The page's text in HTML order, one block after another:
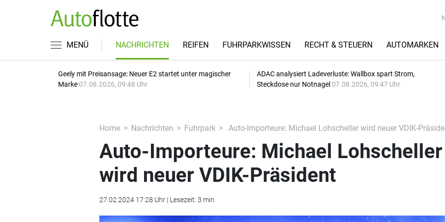
MENÜ NACHRICHTEN REIFEN FUHRPARKWISSEN RECHT & STEUERN AUTOMARKEN
Geely mit Preisansage: Neuer E2 startet unter magischer
Marke 07.08.2026, 09:48 Uhr
ADAC analysiert Ladeverluste: Wallbox spart Strom,
Steckdose nur Notnagel 07.08.2026, 09:47 Uhr
Home Nachrichten Fuhrpark Auto-Importeure: Michael Lohscheller wird neuer VDIK-
Auto-Importeure: Michael Lohscheller
wird neuer VDIK-Präsident
27.02.2024 17:28 Uhr | Lesezeit: 3 min